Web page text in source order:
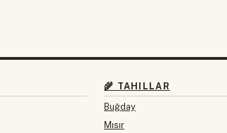
🌾 TAHILLAR
Buğday
Mısır